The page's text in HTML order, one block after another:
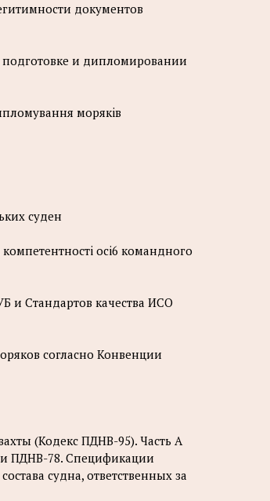
документов
и дипломировании
морякiв
суден
oci6 командного
и Стандартов качества ИСО
согласно Конвенции
(Кодекс ПДНВ-95). Часть А
ПДНВ-78. Спецификации
судна, ответственных за